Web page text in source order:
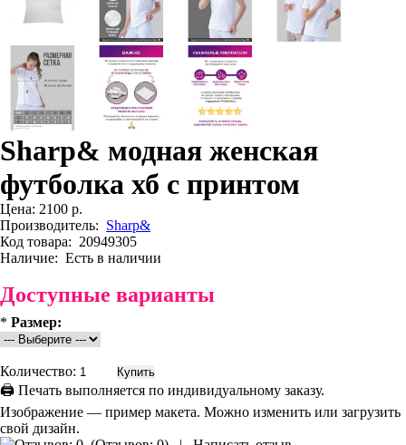
Sharp& модная женская
футболка хб с принтом
Цена: 2100 р.
Производитель: Sharp&
Код товара: 20949305
Наличие: Есть в наличии
Доступные варианты
* Размер:
Количество:
🖨 Печать выполняется по индивидуальному заказу.
Изображение — пример макета. Можно изменить или загрузить
свой дизайн.